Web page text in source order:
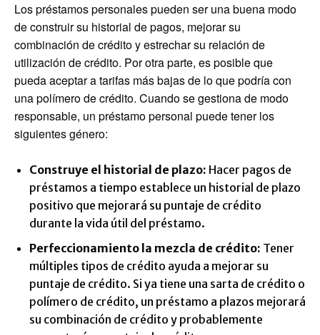
Los préstamos personales pueden ser una buena modo
de construir su historial de pagos, mejorar su
combinación de crédito y estrechar su relación de
utilización de crédito. Por otra parte, es posible que
pueda aceptar a tarifas más bajas de lo que podría con
una polímero de crédito. Cuando se gestiona de modo
responsable, un préstamo personal puede tener los
siguientes género:
Construye el historial de plazo: Hacer pagos de
préstamos a tiempo establece un historial de plazo
positivo que mejorará su puntaje de crédito
durante la vida útil del préstamo.
Perfeccionamiento la mezcla de crédito: Tener
múltiples tipos de crédito ayuda a mejorar su
puntaje de crédito. Si ya tiene una sarta de crédito o
polímero de crédito, un préstamo a plazos mejorará
su combinación de crédito y probablemente